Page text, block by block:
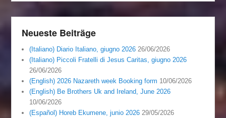
Neueste Beiträge
(Italiano) Diario Italiano, giugno 2026 26/06/2026
(Italiano) Piccoli Fratelli di Jesus Caritas, giugno 2026
26/06/2026
(English) 2026 Nazareth week Booking form 10/06/2026
(English) Be Brothers Uk and Ireland, June 2026
10/06/2026
(Español) Horeb Ekumene, junio 2026 29/05/2026